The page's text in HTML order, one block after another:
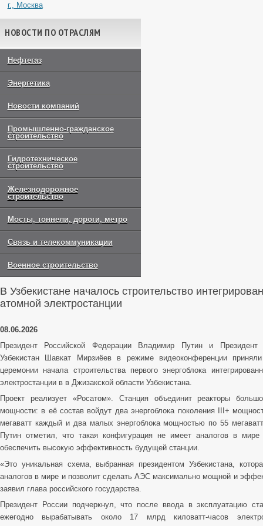
г., Москва
НОВОСТИ ПО ОТРАСЛЯМ
Нефтегаз
Энергетика
Новости компаний
Промышленно-гражданское
строительство
Гидротехническое
строительство
Железнодорожное
строительство
Мосты, тоннели, дороги, метро
Связь и телекоммуникации
Военное строительство
В Узбекистане началось строительство
атомной электростанции
08.06.2026
Президент Российской Федерации Владимир Путин и Президент
Узбекистан Шавкат Мирзиёев в режиме видеоконференции
церемонии начала строительства первого энергоблока
электростанции в в Джизакской области Узбекистана.
Проект реализует «Росатом». Станция объединит реакторы
мощности: в её состав войдут два энергоблока поколения III+
мегаватт каждый и два малых энергоблока мощностью по 55
Путин отметил, что такая конфигурация не имеет аналогов в мире
обеспечить высокую эффективность будущей станции.
«Это уникальная схема, выбранная президентом Узбекистана,
аналогов в мире и позволит сделать АЭС максимально мощной и
заявил глава российского государства.
Президент России подчеркнул, что после ввода в эксплуатацию
ежегодно вырабатывать около 17 млрд киловатт-часов